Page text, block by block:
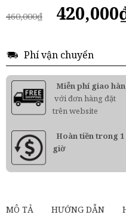
460,000₫ Giá
gốc
460,000₫.
420,000
Phí vận chuyển
Miễn phí giao
với đơn hàng đặt
trên website
Hoàn tiền trong 1
giờ
MÔ TẢ HƯỚNG DẪN